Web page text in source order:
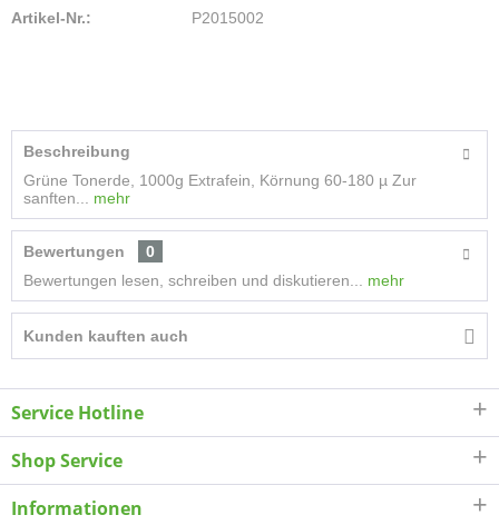
Artikel-Nr.: P2015002
Beschreibung
Grüne Tonerde, 1000g Extrafein, Körnung 60-180 µ Zur
sanften...
mehr
Bewertungen
0
Bewertungen lesen, schreiben und diskutieren...
mehr
Kunden kauften auch
Service Hotline
Shop Service
Informationen